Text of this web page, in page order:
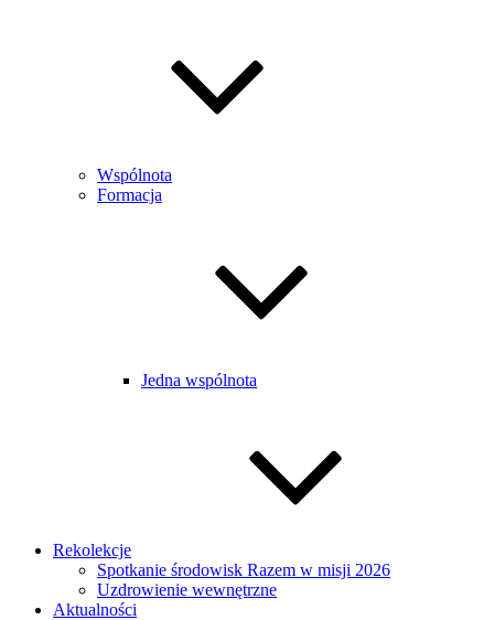
Wspólnota
Formacja
Jedna wspólnota
Rekolekcje
Spotkanie środowisk Razem w misji 2026
Uzdrowienie wewnętrzne
Aktualności